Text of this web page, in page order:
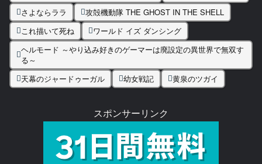
さよならララ
攻殻機動隊 THE GHOST IN THE SHELL
これ描いて死ね
ワールド イズ ダンシング
ヘルモード ～やり込み好きのゲーマーは廃設定の異世界で無双す
る～
天幕のジャードゥーガル
幼女戦記 黄泉のツガイ
スポンサーリンク